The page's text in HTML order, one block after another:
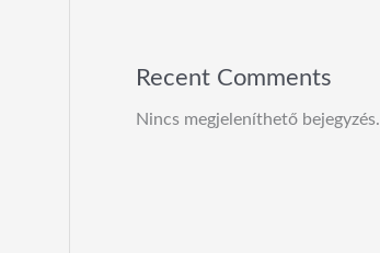
Recent Comments
Nincs megjeleníthető bejegyzés.